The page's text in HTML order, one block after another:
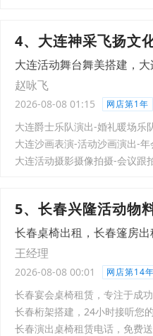
4、大连神采飞扬文
大连活动舞台舞美搭建，
赵咏飞
2026-08-08 01:15 网店第1年
大连爵士乐队演出-婚礼暖场乐
大连沙画表演-活动沙画演出-
大连活动摄影摄像拍摄-会议跟
5、长春兴隆活动物
长春桌椅出租，长春篷房
王经理
2026-08-08 00:01 网店第14年
长春宴会桌椅租赁，专注于成
长春桁架搭建，24小时接听您
长春演出桌椅租赁电话，免费